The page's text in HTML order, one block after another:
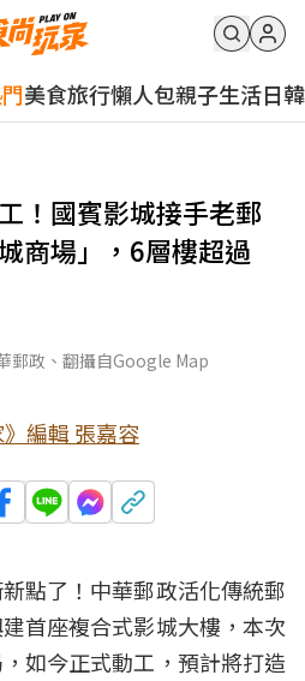
美食旅行懶人包親子生活日韓
！國賓影城接手老郵
商場」，6層樓超過
郵政、翻攝自Google Map
編輯 張嘉容
點了！中華郵政活化傳統郵
首座複合式影城大樓，本次
如今正式動工，預計將打造